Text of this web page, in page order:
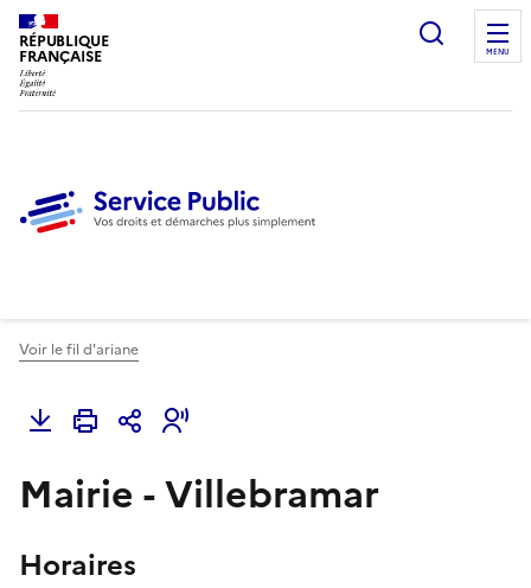
RÉPUBLIQUE
FRANÇAISE
Ouvrir
MENU
Voir le fil d'ariane
Mairie - Villebramar
Horaires